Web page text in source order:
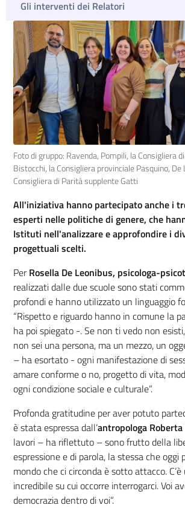
Gli interventi dei Relatori
Foto di gruppo: Ravenda, Pompili, la Consigliera
Bistocchi, la Consigliera provinciale Pasquino, De
Consigliera di Parità supplente Gatti
All'iniziativa hanno partecipato anche i
esperti nelle politiche di genere, che
Istituti nell'analizzare e approfondire i
progettuali scelti.
PerRosella De Leonibus, psicologa-
realizzati dalle due scuole sono stati
profondi e hanno utilizzato un linguaggio
“Rispetto e riguardo hanno in comune la
ha poi spiegato -. Se non ti vedo non
non sei una persona, ma un mezzo, un
– ha esortato - ogni manifestazione di
amare conforme o no, progetto di vita,
ogni condizione sociale e culturale”.
Profonda gratitudine per aver potuto
è stata espressa dall’antropologa
lavori – ha riflettuto – sono frutto della
espressione e di parola, la stessa che oggi
mondo che ci circonda è sotto attacco.
incredibile su cui occorre interrogarci. Voi
democrazia dentro di voi”.